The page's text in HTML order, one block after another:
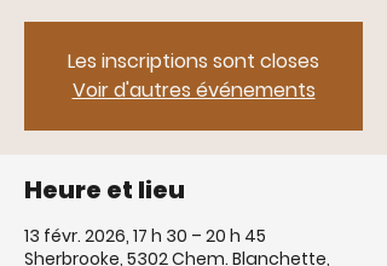
Les inscriptions sont closes
Voir d'autres événements
Heure et lieu
13 févr. 2026, 17 h 30 – 20 h 45
Sherbrooke, 5302 Chem. Blanchette,